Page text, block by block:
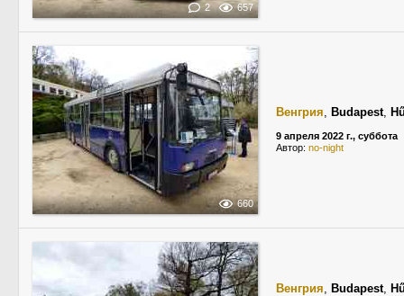
2 657
660
Венгрия, Budapest,
9 апреля 2022 г., суббота
Автор: no-night
Венгрия, Budapest,